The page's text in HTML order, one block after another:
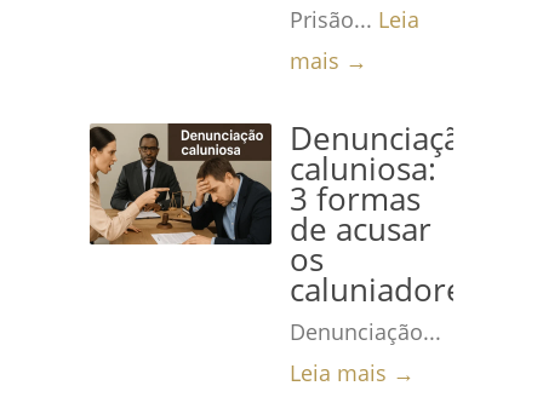
Prisão... Leia
mais →
Denunciação
caluniosa:
3 formas
de acusar
os
caluniadores
Denunciação...
Leia mais →